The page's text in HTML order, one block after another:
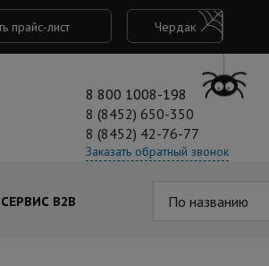
прайс-лист Чердак
8 800 1008-198
8 (8452) 650-350
8 (8452) 42-76-77
Заказать обратный звонок
СЕРВИС B2B По названию